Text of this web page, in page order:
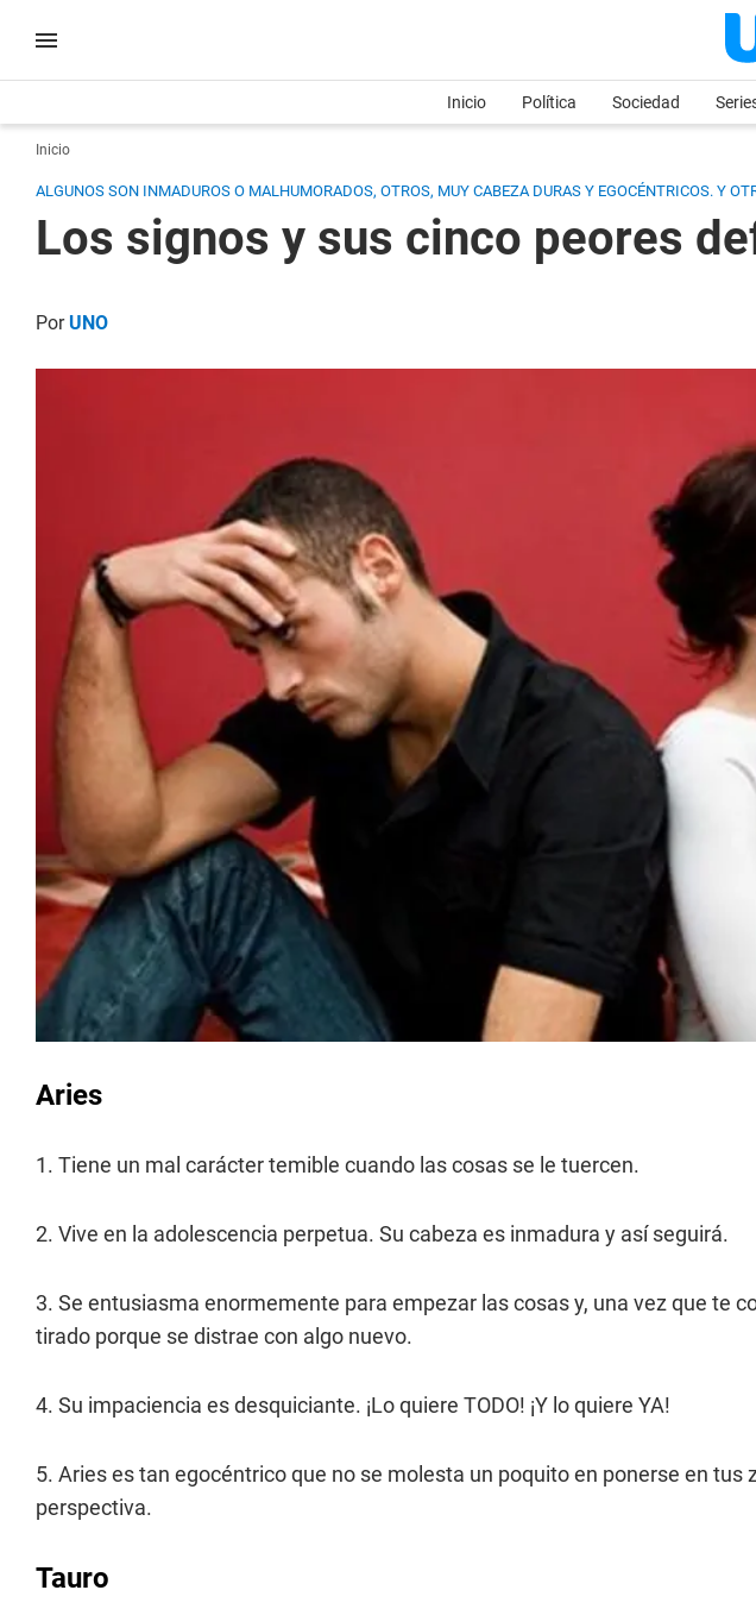
Inicio Política Sociedad
Inicio
ALGUNOS SON INMADUROS O MALHUMORADOS, OTROS, MUY CABEZA DURAS Y EGOCÉNTRICOS. Y
Los signos y sus cinco peores
PorUNO
Aries
1. Tiene un mal carácter temible cuando las cosas se le tuercen.
2. Vive en la adolescencia perpetua. Su cabeza es inmadura y así seguirá.
3. Se entusiasma enormemente para empezar las cosas y, una vez que te
tirado porque se distrae con algo nuevo.
4. Su impaciencia es desquiciante. ¡Lo quiere TODO! ¡Y lo quiere YA!
5. Aries es tan egocéntrico que no se molesta un poquito en ponerse en tus
perspectiva.
Tauro